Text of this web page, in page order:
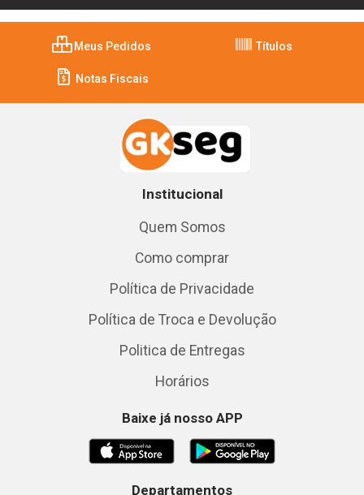
Meus Pedidos Títulos
Notas Fiscais
Institucional
Quem Somos
Como comprar
Política de Privacidade
Política de Troca e Devolução
Politica de Entregas
Horários
Baixe já nosso APP
Departamentos